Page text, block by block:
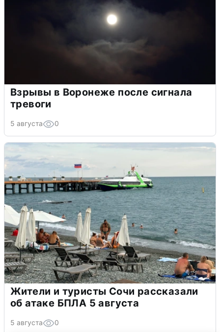
Взрывы в Воронеже после сигнала
тревоги
5 августа 0
Жители и туристы Сочи рассказали
об атаке БПЛА 5 августа
5 августа 0